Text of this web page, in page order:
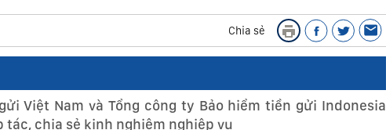
Chia sẻ
Việt Nam và Tổng công ty Bảo hiểm tiền gửi Indonesia
tác, chia sẻ kinh nghiệm nghiệp vụ